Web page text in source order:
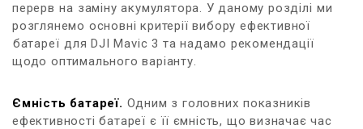
перерв⁤ на заміну акумулятора. У даному розділі⁤ ми
розглянемо основні критерії вибору ефективної
⁢батареї⁣ для DJI Mavic ‌3‍ та надамо рекомендації
щодо оптимального варіанту.
Ємність батареї. Одним з головних ⁢показників​
ефективності батареї є⁣ її ємність, що визначає час